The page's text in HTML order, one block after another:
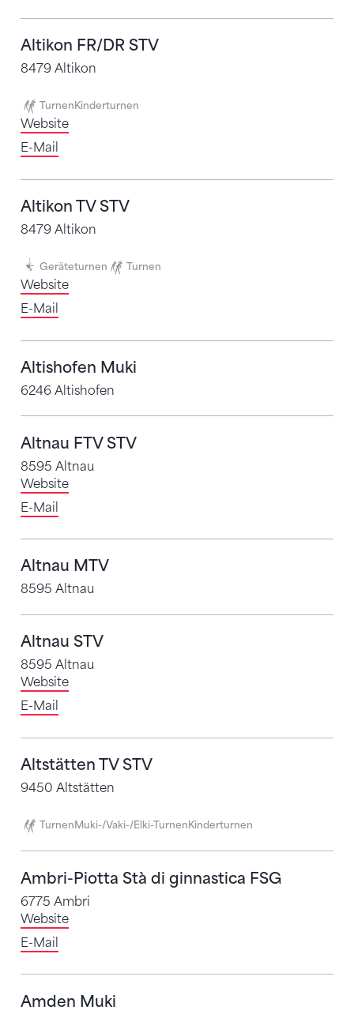
Altikon FR/DR STV
8479 Altikon
Turnen Kinderturnen
Website
E-Mail
Altikon TV STV
8479 Altikon
Geräteturnen Turnen
Website
E-Mail
Altishofen Muki
6246 Altishofen
Altnau FTV STV
8595 Altnau
Website
E-Mail
Altnau MTV
8595 Altnau
Altnau STV
8595 Altnau
Website
E-Mail
Altstätten TV STV
9450 Altstätten
Turnen Muki-/Vaki-/Elki-Turnen Kinderturnen
Ambri-Piotta Stà di ginnastica FSG
6775 Ambri
Website
E-Mail
Amden Muki